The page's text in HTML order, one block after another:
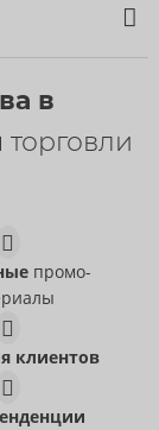
€
- ORION Brand
в
торговли
промо-
клиентов